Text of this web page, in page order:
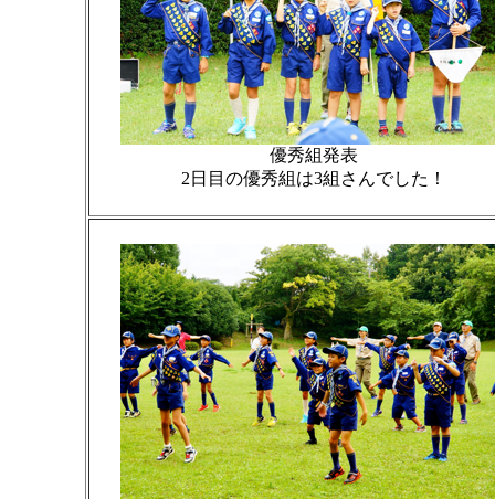
優秀組発表
2日目の優秀組は3組さんでした！